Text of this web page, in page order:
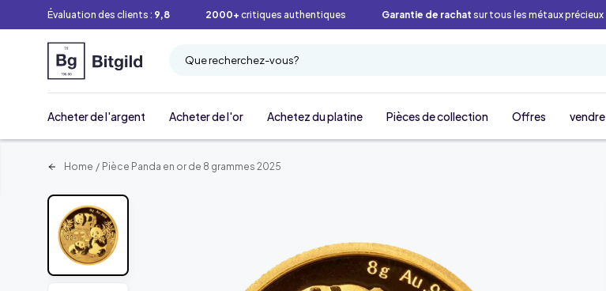
Évaluation des clients : 9,8 2000+ critiques authentiques Garantie de rachat sur tous les métaux précieux
Que recherchez-vous?
Acheter de l'argent Acheter de l'or Achetez du platine Pièces de collection Offres vendre
Home / Pièce Panda en or de 8 grammes 2025